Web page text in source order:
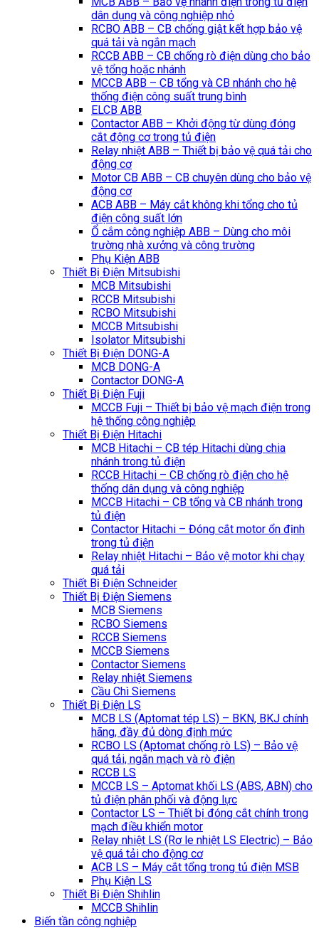
dân dụng và công nghiệp nhỏ
RCBO ABB – CB chống giật kết hợp bảo vệ
quá tải và ngắn mạch
RCCB ABB – CB chống rò điện dùng cho bảo
vệ tổng hoặc nhánh
MCCB ABB – CB tổng và CB nhánh cho hệ
thống điện công suất trung bình
ELCB ABB
Contactor ABB – Khởi động từ dùng đóng
cắt động cơ trong tủ điện
Relay nhiệt ABB – Thiết bị bảo vệ quá tải cho
động cơ
Motor CB ABB – CB chuyên dùng cho bảo vệ
động cơ
ACB ABB – Máy cắt không khi tổng cho tủ
điện công suất lớn
Ổ cắm công nghiệp ABB – Dùng cho môi
trường nhà xưởng và công trường
Phụ Kiện ABB
Thiết Bị Điện Mitsubishi
MCB Mitsubishi
RCCB Mitsubishi
RCBO Mitsubishi
MCCB Mitsubishi
Isolator Mitsubishi
Thiết Bị Điện DONG-A
MCB DONG-A
Contactor DONG-A
Thiết Bị Điện Fuji
MCCB Fuji – Thiết bị bảo vệ mạch điện trong
hệ thống công nghiệp
Thiết Bị Điện Hitachi
MCB Hitachi – CB tép Hitachi dùng chia
nhánh trong tủ điện
RCCB Hitachi – CB chống rò điện cho hệ
thống dân dụng và công nghiệp
MCCB Hitachi – CB tổng và CB nhánh trong
tủ điện
Contactor Hitachi – Đóng cắt motor ổn định
trong tủ điện
Relay nhiệt Hitachi – Bảo vệ motor khi chạy
quá tải
Thiết Bị Điện Schneider
Thiết Bị Điện Siemens
MCB Siemens
RCBO Siemens
RCCB Siemens
MCCB Siemens
Contactor Siemens
Relay nhiệt Siemens
Cầu Chì Siemens
Thiết Bị Điện LS
MCB LS (Aptomat tép LS) – BKN, BKJ chính
hãng, đầy đủ dòng định mức
RCBO LS (Aptomat chống rò LS) – Bảo vệ
quá tải, ngắn mạch và rò điện
RCCB LS
MCCB LS – Aptomat khối LS (ABS, ABN) cho
tủ điện phân phối và động lực
Contactor LS – Thiết bị đóng cắt chính trong
mạch điều khiển motor
Relay nhiệt LS (Rơ le nhiệt LS Electric) – Bảo
vệ quá tải cho động cơ
ACB LS – Máy cắt tổng trong tủ điện MSB
Phụ Kiện LS
Thiết Bị Điện Shihlin
MCCB Shihlin
Biến tần công nghiệp